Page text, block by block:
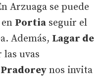
Arzuaga se puede
Portia seguir el
Además, Lagar de
uvas
Pradorey nos invita